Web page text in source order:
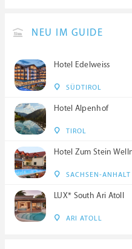
NEU IM GUIDE
Hotel Edelweiss
SÜDTIROL
Hotel Alpenhof
TIROL
Hotel Zum Stein
SACHSEN-ANHALT
LUX* South Ari Atoll
ARI ATOLL